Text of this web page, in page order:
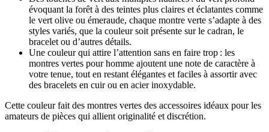
évoquant la forêt à des teintes plus claires et éclatantes comme
le vert olive ou émeraude, chaque montre verte s’adapte à des
styles variés, que la couleur soit présente sur le cadran, le
bracelet ou d’autres détails.
Une couleur qui attire l’attention sans en faire trop : les
montres vertes pour homme ajoutent une note de caractère à
votre tenue, tout en restant élégantes et faciles à assortir avec
des bracelets en cuir ou en acier inoxydable.
Cette couleur fait des montres vertes des accessoires idéaux pour les
amateurs de pièces qui allient originalité et discrétion.